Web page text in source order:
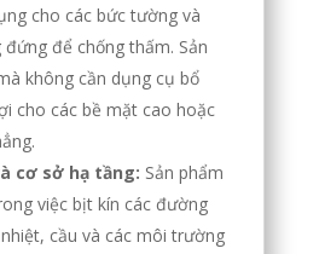
cho các bức tường và
để chống thấm. Sản
không cần dụng cụ bổ
cho các bề mặt cao hoặc
cơ sở hạ tầng: Sản phẩm
việc bịt kín các đường
cầu và các môi trường